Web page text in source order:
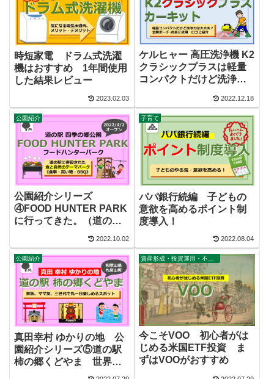
時短家電 ドラム式洗濯
機はおすすめ 1年間使用
した結果レビュー
2023.02.03
ケルヒャー 高圧洗浄機 K2
クラシックプラスは軽量
コンパクトだけど洗浄力
関ポーチ、外構、洗車洗
浄 実演＆クチコミ紹介
2022.12.18
公園紹介
公園紹介シリーズ
④FOOD HUNTER PARK
に行ってきた。（道の駅
2022.10.02
子育て
パパ銀行続編 子どもの
意欲を高めるポイント制
度導入！
2022.08.04
公園紹介
真田幸村 ゆかりの地 公
園紹介シリーズ⑤道の駅
柿の郷くどやま 世界遺
産＆川遊びも楽しめる
資産形成・投資運用・不動産・家計
今こそVOO 初心者がは
じめる米国ETF投資 ま
ずはVOOがおすすめ